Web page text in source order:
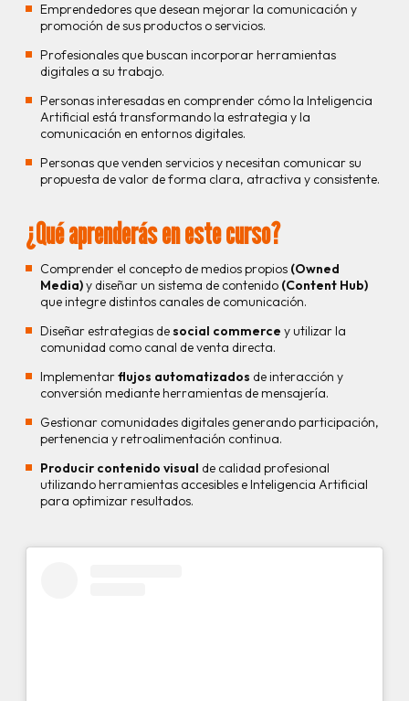
Emprendedores que desean mejorar la comunicación y
promoción de sus productos o servicios.
Profesionales que buscan incorporar herramientas
digitales a su trabajo.
Personas interesadas en comprender cómo la Inteligencia
Artificial está transformando la estrategia y la
comunicación en entornos digitales.
Personas que venden servicios y necesitan comunicar su
propuesta de valor de forma clara, atractiva y consistente.
¿Qué aprenderás en este curso?
Comprender el concepto de medios propios (Owned
Media)y diseñar un sistema de contenido (Content Hub)
que integre distintos canales de comunicación.
Diseñar estrategias desocial commerce y utilizar la
comunidad como canal de venta directa.
Implementarflujos automatizados de interacción y
conversión mediante herramientas de mensajería.
Gestionar comunidades digitales generando participación,
pertenencia y retroalimentación continua.
Producir contenido visual de calidad profesional
utilizando herramientas accesibles e Inteligencia Artificial
para optimizar resultados.